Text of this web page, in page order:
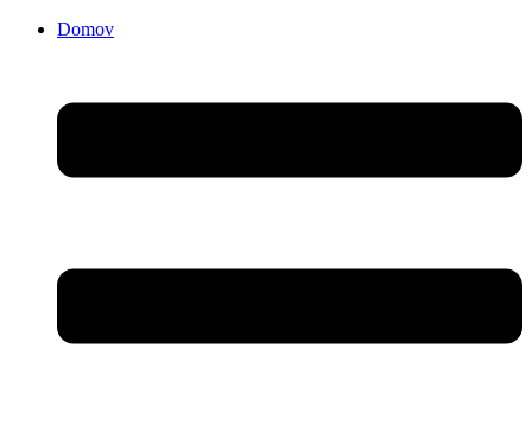
Domov